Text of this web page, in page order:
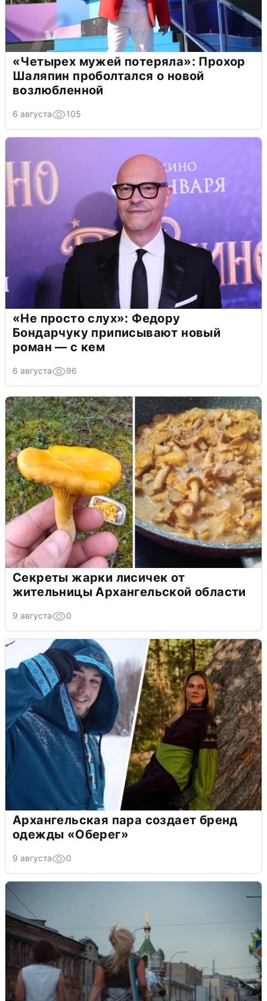
«Четырех мужей потеряла»: Прохор
Шаляпин проболтался о новой
возлюбленной
6 августа 105
«Не просто слух»: Федору
Бондарчуку приписывают новый
роман — с кем
6 августа 96
Секреты жарки лисичек от
жительницы Архангельской области
9 августа 0
Архангельская пара создает бренд
одежды «Оберег»
9 августа 0